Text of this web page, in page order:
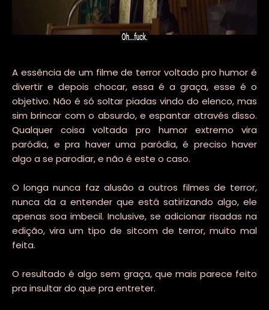
A essência de um filme de terror voltado pro humor é
divertir e depois chocar, essa é a graça, esse é o
objetivo. Não é só soltar piadas vindo do elenco, mas
sim brincar com o absurdo, e espantar através disso.
Qualquer coisa voltada pro humor extremo vira
paródia, e pra haver uma paródia, é preciso haver
algo a se parodiar, e não é este o caso.
O longa nunca faz alusão a outros filmes de terror,
nunca da a entender que está satirizando algo, ele
apenas soa imbecil. Inclusive, se adicionar risadas na
edição, vira um tipo de sitcom de terror, muito mal
feita.
O resultado é algo sem graça, que mais parece feito
pra insultar do que pra entreter.